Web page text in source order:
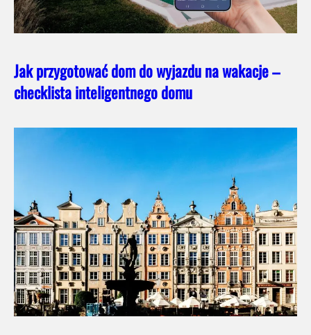
Jak przygotować dom do wyjazdu na wakacje –
checklista inteligentnego domu